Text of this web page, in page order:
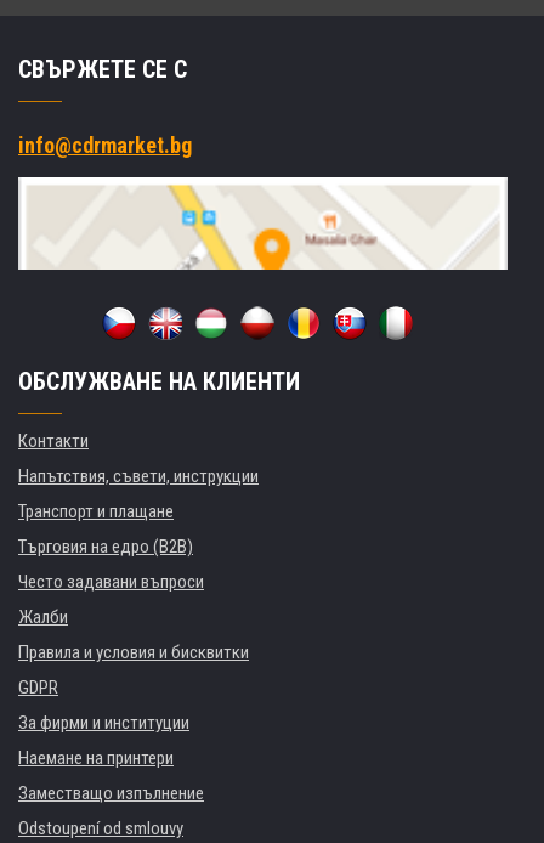
СВЪРЖЕТЕ СЕ С
info@cdrmarket.bg
ОБСЛУЖВАНЕ НА КЛИЕНТИ
Контакти
Напътствия, съвети, инструкции
Транспорт и плащане
Търговия на едро (B2B)
Често задавани въпроси
Жалби
Правила и условия и бисквитки
GDPR
За фирми и институции
Наемане на принтери
Заместващо изпълнение
Odstoupení od smlouvy